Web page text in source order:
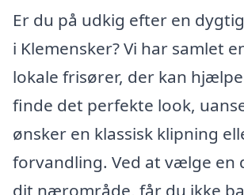
Er du på udkig efter en
i Klemensker? Vi har samlet
lokale frisører, der kan
finde det perfekte look,
ønsker en klassisk klipning
forvandling. Ved at vælge en
dit nærområde, får du ikke